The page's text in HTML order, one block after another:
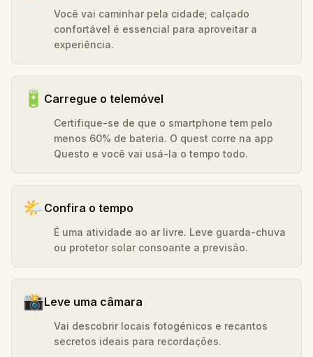
Você vai caminhar pela cidade; calçado
confortável é essencial para aproveitar a
experiência.
🔋 Carregue o telemóvel
Certifique-se de que o smartphone tem pelo
menos 60% de bateria. O quest corre na app
Questo e você vai usá-la o tempo todo.
🌤️Confira o tempo
É uma atividade ao ar livre. Leve guarda-chuva
ou protetor solar consoante a previsão.
📸Leve uma câmara
Vai descobrir locais fotogénicos e recantos
secretos ideais para recordações.